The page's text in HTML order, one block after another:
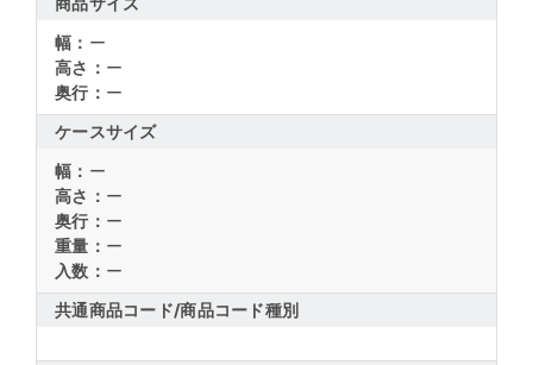
幅： ー
高さ： ー
奥行： ー
ケースサイズ
幅： ー
高さ： ー
奥行： ー
重量： ー
入数： ー
共通商品コード/商品コード種別